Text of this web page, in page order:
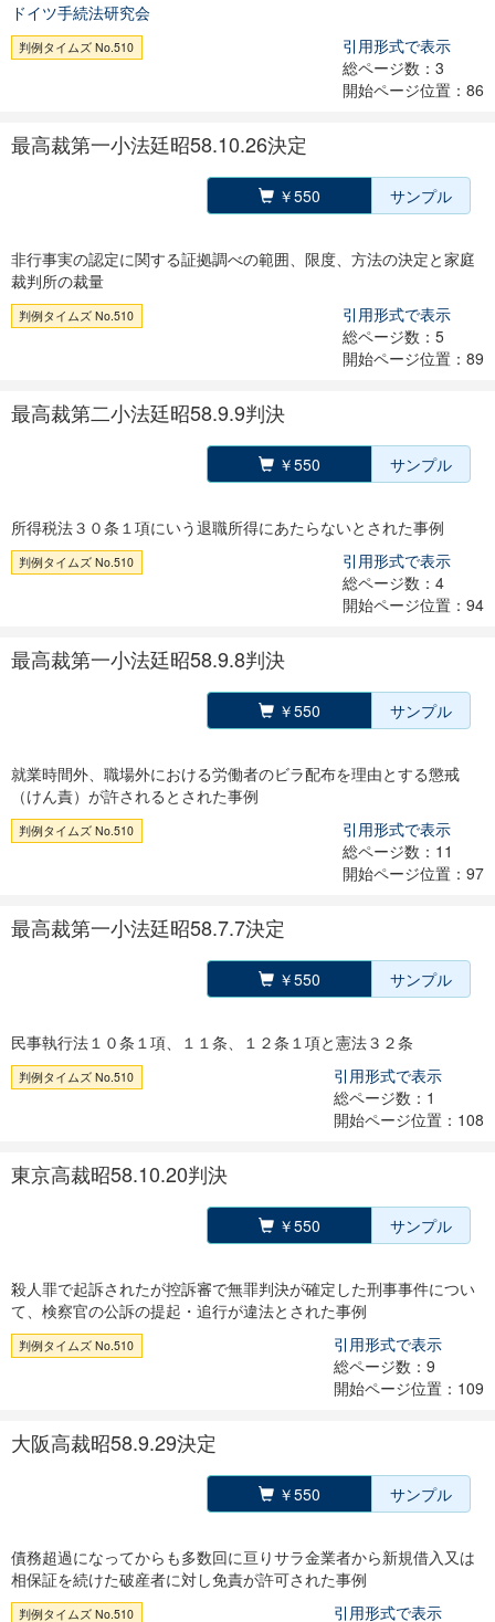
ドイツ手続法研究会
判例タイムズ No.510
引用形式で表示
総ページ数：3
開始ページ位置：86
最高裁第一小法廷昭58.10.26決定
￥550 サンプル
非行事実の認定に関する証拠調べの範囲、限度、方法の決定と家庭
裁判所の裁量
判例タイムズ No.510
引用形式で表示
総ページ数：5
開始ページ位置：89
最高裁第二小法廷昭58.9.9判決
￥550 サンプル
所得税法３０条１項にいう退職所得にあたらないとされた事例
判例タイムズ No.510
引用形式で表示
総ページ数：4
開始ページ位置：94
最高裁第一小法廷昭58.9.8判決
￥550 サンプル
就業時間外、職場外における労働者のビラ配布を理由とする懲戒
（けん責）が許されるとされた事例
判例タイムズ No.510
引用形式で表示
総ページ数：11
開始ページ位置：97
最高裁第一小法廷昭58.7.7決定
￥550 サンプル
民事執行法１０条１項、１１条、１２条１項と憲法３２条
判例タイムズ No.510
引用形式で表示
総ページ数：1
開始ページ位置：108
東京高裁昭58.10.20判決
￥550 サンプル
殺人罪で起訴されたが控訴審で無罪判決が確定した刑事事件につい
て、検察官の公訴の提起・追行が違法とされた事例
判例タイムズ No.510
引用形式で表示
総ページ数：9
開始ページ位置：109
大阪高裁昭58.9.29決定
￥550 サンプル
債務超過になってからも多数回に亘りサラ金業者から新規借入又は
相保証を続けた破産者に対し免責が許可された事例
判例タイムズ No.510
引用形式で表示